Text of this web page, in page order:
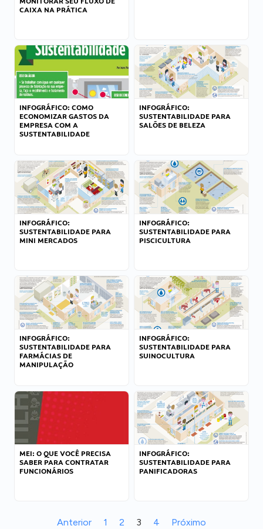
CAIXA NA PRÁTICA
INFOGRÁFICO: COMO
ECONOMIZAR GASTOS DA
EMPRESA COM A
SUSTENTABILIDADE
INFOGRÁFICO:
SUSTENTABILIDADE PARA
SALÕES DE BELEZA
INFOGRÁFICO:
SUSTENTABILIDADE PARA
MINI MERCADOS
INFOGRÁFICO:
SUSTENTABILIDADE PARA
PISCICULTURA
INFOGRÁFICO:
SUSTENTABILIDADE PARA
FARMÁCIAS DE
MANIPULAÇÃO
INFOGRÁFICO:
SUSTENTABILIDADE PARA
SUINOCULTURA
MEI: O QUE VOCÊ PRECISA
SABER PARA CONTRATAR
FUNCIONÁRIOS
INFOGRÁFICO:
SUSTENTABILIDADE PARA
PANIFICADORAS
Anterior 1 2 3 4 Próximo